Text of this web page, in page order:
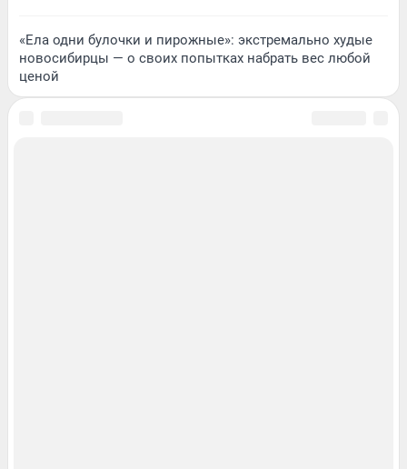
«Ела одни булочки и пирожные»: экстремально худые
новосибирцы — о своих попытках набрать вес любой
ценой